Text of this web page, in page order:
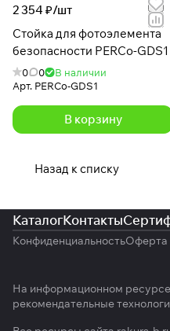
2 354 ₽/шт
Стойка для фотоэлемента
безопасности PERCo-GDS1
0 0
В наличии
Арт. PERCo-GDS1
В корзину
Назад к списку
КаталогКонтакты
КонфиденциальностьОферта
На информационном
рекомендательные